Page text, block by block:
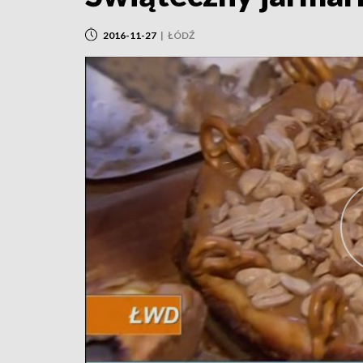
2016-11-27 | ŁÓDŹ